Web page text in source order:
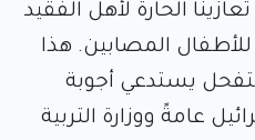
الحارة لأهل الفقيد
للأطفال المصابين. هذا
يستدعي أجوبة
عامةً ووزارة التربية